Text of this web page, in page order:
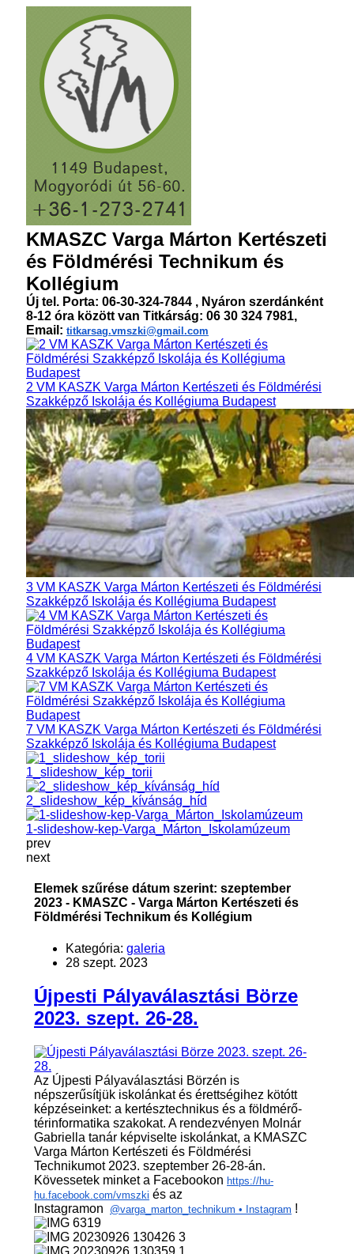
KMASZC Varga Márton Kertészeti
és Földmérési Technikum és
Kollégium
Új tel. Porta: 06-30-324-7844 , Nyáron szerdánként
8-12 óra között van Titkárság: 06 30 324 7981,
Email: titkarsag.vmszki@gmail.com
2 VM KASZK Varga Márton Kertészeti és Földmérési
Szakképző Iskolája és Kollégiuma Budapest
3 VM KASZK Varga Márton Kertészeti és Földmérési
Szakképző Iskolája és Kollégiuma Budapest
4 VM KASZK Varga Márton Kertészeti és Földmérési
Szakképző Iskolája és Kollégiuma Budapest
7 VM KASZK Varga Márton Kertészeti és Földmérési
Szakképző Iskolája és Kollégiuma Budapest
1_slideshow_kép_torii
2_slideshow_kép_kívánság_híd
1-slideshow-kep-Varga_Márton_Iskolamúzeum
prev
next
Elemek szűrése dátum szerint: szeptember
2023 - KMASZC - Varga Márton Kertészeti és
Földmérési Technikum és Kollégium
Kategória: galeria
28 szept. 2023
Újpesti Pályaválasztási Börze
2023. szept. 26-28.
Az Újpesti Pályaválasztási Börzén is
népszerűsítjük iskolánkat és érettségihez kötótt
képzéseinket: a kertésztechnikus és a földmérő-
térinformatika szakokat. A rendezvényen Molnár
Gabriella tanár képviselte iskolánkat, a KMASZC
Varga Márton Kertészeti és Földmérési
Technikumot 2023. szeptember 26-28-án.
Kövessetek minket a Facebookon https://hu-
hu.facebook.com/vmszki és az
Instagramon
@varga_marton_technikum • Instagram !